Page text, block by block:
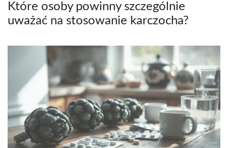
Które osoby powinny szczególnie
uważać na stosowanie karczocha?